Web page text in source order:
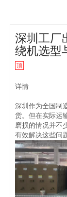
深圳工厂
绕机选型
顶
详情
深圳作为全国制
货。但在实际运
磨损的情况并不
有效解决这些问